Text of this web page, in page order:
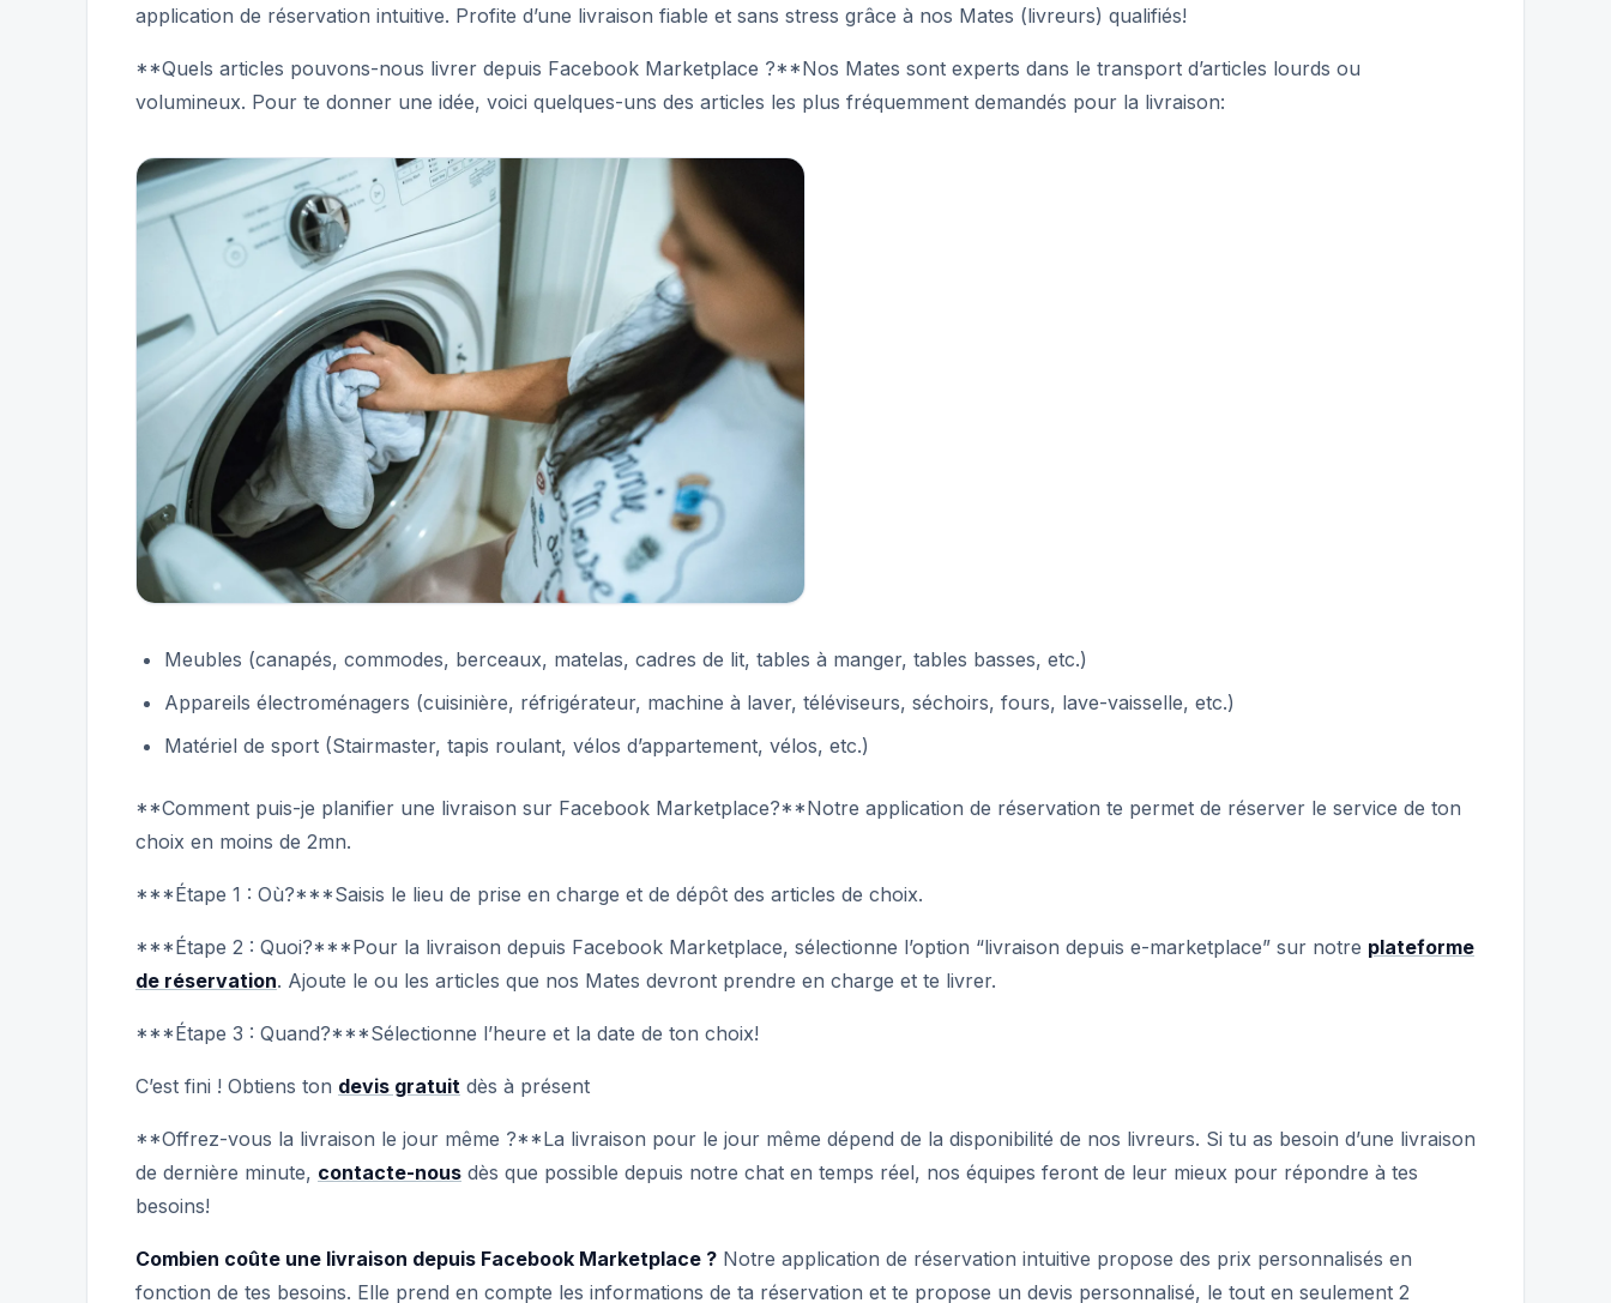
application de réservation intuitive. Profite d’une livraison fiable et sans stress grâce à nos Mates (livreurs) qualifiés!
**Quels articles pouvons-nous livrer depuis Facebook Marketplace ?**Nos Mates sont experts dans le transport d’articles lourds ou
volumineux. Pour te donner une idée, voici quelques-uns des articles les plus fréquemment demandés pour la livraison:
Meubles (canapés, commodes, berceaux, matelas, cadres de lit, tables à manger, tables basses, etc.)
Appareils électroménagers (cuisinière, réfrigérateur, machine à laver, téléviseurs, séchoirs, fours, lave-vaisselle, etc.)
Matériel de sport (Stairmaster, tapis roulant, vélos d’appartement, vélos, etc.)
**Comment puis-je planifier une livraison sur Facebook Marketplace?**Notre application de réservation te permet de réserver le service de ton
choix en moins de 2mn.
***Étape 1 : Où?***Saisis le lieu de prise en charge et de dépôt des articles de choix.
***Étape 2 : Quoi?***Pour la livraison depuis Facebook Marketplace, sélectionne l’option “livraison depuis e-marketplace” sur notre plateforme
de réservation. Ajoute le ou les articles que nos Mates devront prendre en charge et te livrer.
***Étape 3 : Quand?***Sélectionne l’heure et la date de ton choix!
C’est fini ! Obtiens ton devis gratuit dès à présent
**Offrez-vous la livraison le jour même ?**La livraison pour le jour même dépend de la disponibilité de nos livreurs. Si tu as besoin d’une livraison
de dernière minute, contacte-nous dès que possible depuis notre chat en temps réel, nos équipes feront de leur mieux pour répondre à tes
besoins!
Combien coûte une livraison depuis Facebook Marketplace ? Notre application de réservation intuitive propose des prix personnalisés en
fonction de tes besoins. Elle prend en compte les informations de ta réservation et te propose un devis personnalisé, le tout en seulement 2